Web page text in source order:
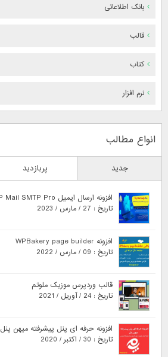
بانک اطلاعاتی
قالب
کتاب
نرم افزار
انواع مطالب
جدید پربازدید
افزونه ارسال ایمیل WP Mail SMTP Pro
تاریخ : 27 / مارس / 2023
افزونه WPBakery page builder
تاریخ : 09 / مارس / 2022
قالب وردپرس موزیک ملوتم
تاریخ : 24 / آوریل / 2021
افزونه حرفه ای پنل پیشرفته میهن پنل
تاریخ : 30 / اکتبر / 2020